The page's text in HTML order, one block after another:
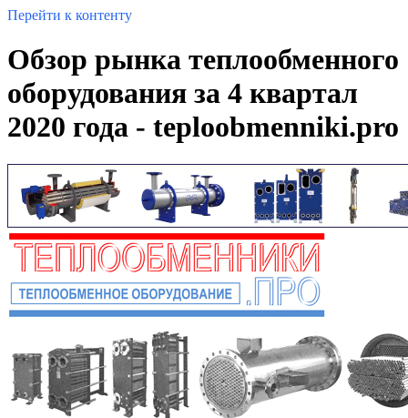
Перейти к контенту
Обзор рынка теплообменного
оборудования за 4 квартал
2020 года - teploobmenniki.pro